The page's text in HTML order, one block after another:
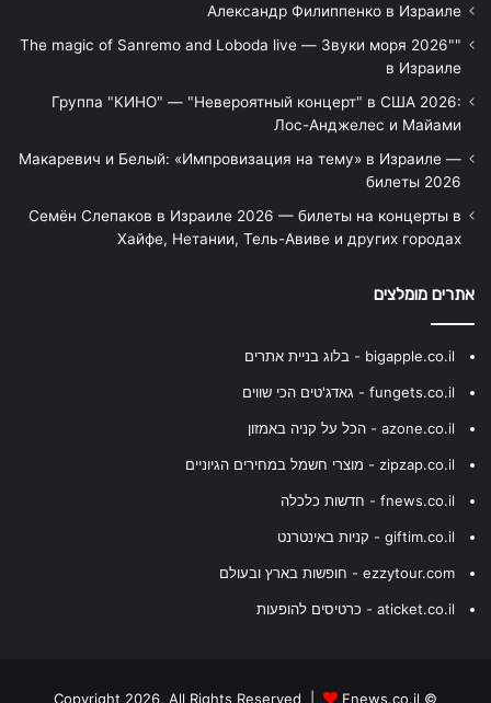
Александр Филиппенко в Израиле
"The magic of Sanremo and Loboda live — Звуки моря 2026"
в Израиле
Группа "КИНО" — "Невероятный концерт" в США 2026:
Лос-Анджелес и Майами
Макаревич и Белый: «Импровизация на тему» в Израиле —
билеты 2026
Семён Слепаков в Израиле 2026 — билеты на концерты в
Хайфе, Нетании, Тель-Авиве и других городах
אתרים מומלצים
bigapple.co.il - בלוג בניית אתרים
fungets.co.il - גאדג'טים הכי שווים
azone.co.il - הכל על קניה באמזון
zipzap.co.il - מוצרי חשמל במחירים הגיוניים
fnews.co.il - חדשות כלכלה
giftim.co.il - קניות באינטרנט
ezzytour.com - חופשות בארץ ובעולם
aticket.co.il - כרטיסים להופעות
© Copyright 2026, All Rights Reserved |
Fnews.co.il